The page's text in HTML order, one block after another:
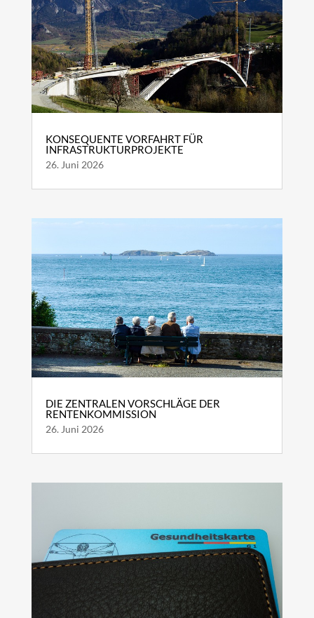
KONSEQUENTE VORFAHRT FÜR
INFRASTRUKTURPROJEKTE
26. Juni 2026
DIE ZENTRALEN VORSCHLÄGE DER
RENTENKOMMISSION
26. Juni 2026